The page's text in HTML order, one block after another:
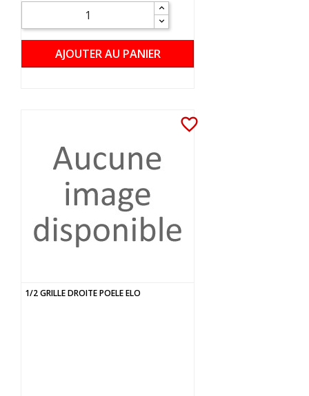
AJOUTER AU PANIER
favorite_border
1/2 GRILLE DROITE POELE ELO